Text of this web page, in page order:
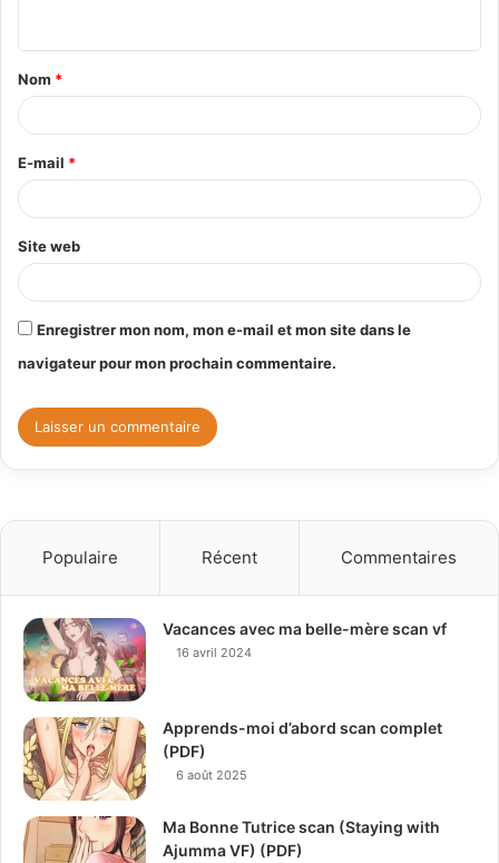
t
a
e
*
Nom *
E-mail *
Site web
Enregistrer mon nom, mon e-mail et mon site dans le
navigateur pour mon prochain commentaire.
Populaire Récent Commentaires
Vacances avec ma belle-mère scan vf
16 avril 2024
Apprends-moi d’abord scan complet
(PDF)
6 août 2025
Ma Bonne Tutrice scan (Staying with
Ajumma VF) (PDF)